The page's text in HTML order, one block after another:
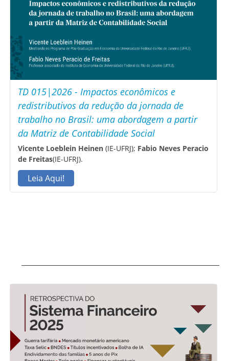
TD 015|2026 - Impactos econômicos e
redistributivos da redução da jornada de
trabalho no Brasil: uma abordagem a partir
da Matriz de Contabilidade Social
Vicente Loeblein Heinen(IE-UFRJ); Fabio Neves Peracio
de Freitas(IE-UFRJ).
Leia Aqui!